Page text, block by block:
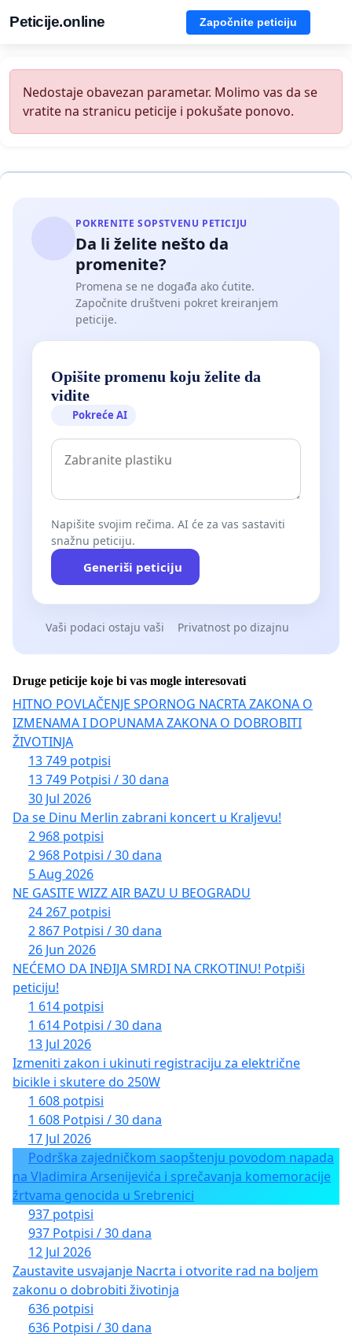
Peticije.online Započnite peticiju
Nedostaje obavezan parametar. Molimo vas da se
vratite na stranicu peticije i pokušate ponovo.
POKRENITE SOPSTVENU PETICIJU
Da li želite nešto da
promenite?
Promena se ne događa ako ćutite.
Započnite društveni pokret kreiranjem
peticije.
Opišite promenu koju želite da
vidite
Pokreće AI
Napišite svojim rečima. AI će za vas sastaviti
snažnu peticiju.
Generiši peticiju
Vaši podaci ostaju vaši Privatnost po dizajnu
Druge peticije koje bi vas mogle interesovati
HITNO POVLAČENJE SPORNOG NACRTA ZAKONA O
IZMENAMA I DOPUNAMA ZAKONA O DOBROBITI
ŽIVOTINJA
13 749 potpisi
13 749 Potpisi / 30 dana
30 Jul 2026
Da se Dinu Merlin zabrani koncert u Kraljevu!
2 968 potpisi
2 968 Potpisi / 30 dana
5 Aug 2026
NE GASITE WIZZ AIR BAZU U BEOGRADU
24 267 potpisi
2 867 Potpisi / 30 dana
26 Jun 2026
NEĆEMO DA INĐIJA SMRDI NA CRKOTINU! Potpiši
peticiju!
1 614 potpisi
1 614 Potpisi / 30 dana
13 Jul 2026
Izmeniti zakon i ukinuti registraciju za električne
bicikle i skutere do 250W
1 608 potpisi
1 608 Potpisi / 30 dana
17 Jul 2026
Podrška zajedničkom saopštenju povodom napada
na Vladimira Arsenijevića i sprečavanja komemoracije
žrtvama genocida u Srebrenici
937 potpisi
937 Potpisi / 30 dana
12 Jul 2026
Zaustavite usvajanje Nacrta i otvorite rad na boljem
zakonu o dobrobiti životinja
636 potpisi
636 Potpisi / 30 dana